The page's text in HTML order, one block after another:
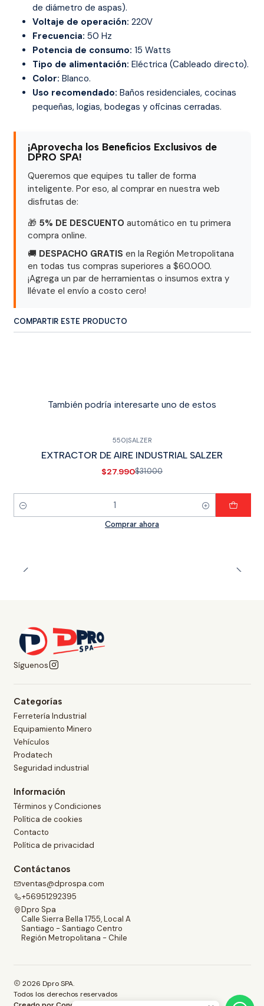
de diámetro de aspas).
Voltaje de operación: 220V
Frecuencia: 50 Hz
Potencia de consumo: 15 Watts
Tipo de alimentación: Eléctrica (Cableado directo).
Color: Blanco.
Uso recomendado: Baños residenciales, cocinas
pequeñas, logias, bodegas y oficinas cerradas.
¡Aprovecha los Beneficios Exclusivos de
DPRO SPA!
Queremos que equipes tu taller de forma
inteligente. Por eso, al comprar en nuestra web
disfrutas de:
🎁 5% DE DESCUENTO automático en tu primera
compra online.
🚚 DESPACHO GRATIS en la Región Metropolitana
en todas tus compras superiores a $60.000.
¡Agrega un par de herramientas o insumos extra y
llévate el envío a costo cero!
COMPARTIR ESTE PRODUCTO
También podría interesarte uno de estos
550|SALZER
EXTRACTOR DE AIRE INDUSTRIAL SALZER
$27.990$31.000
Cantidad
Comprar ahora
Síguenos
Categorías
Ferretería Industrial
Equipamiento Minero
Vehículos
Prodatech
Seguridad industrial
Información
Términos y Condiciones
Política de cookies
Contacto
Política de privacidad
Contáctanos
ventas@dprospa.com
+56951292395
Dpro Spa
Calle Sierra Bella 1755, Local A
Santiago - Santiago Centro
Región Metropolitana - Chile
2026 Dpro SPA.
Todos los derechos reservados